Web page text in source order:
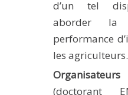
d’un tel
aborder la
performance
les agriculteurs.
Organisateurs
(doctorant